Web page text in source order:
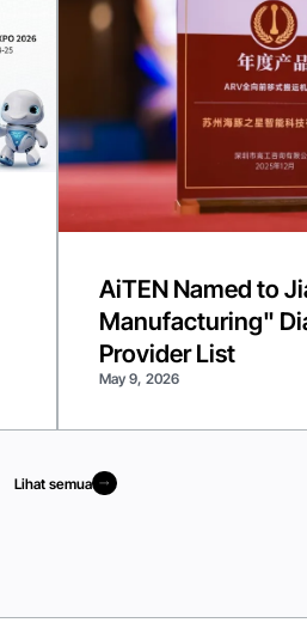
AiTEN Named to
Manufacturing"
Provider List
May 9, 2026
Lihat semua